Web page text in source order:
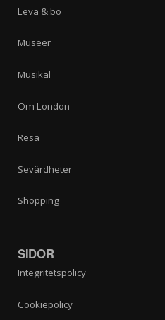
Leva & bo
Museer
Musikal
Om London
Resa
Sevärdheter
Shopping
SIDOR
Integritetspolicy
Cookiepolicy